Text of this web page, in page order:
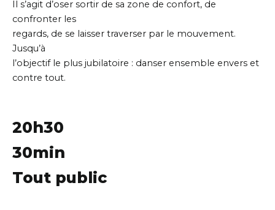
Il s’agit d’oser sortir de sa zone de confort, de
confronter les
regards, de se laisser traverser par le mouvement.
Jusqu’à
l’objectif le plus jubilatoire : danser ensemble envers et
contre tout.
20h30
30min
Tout public